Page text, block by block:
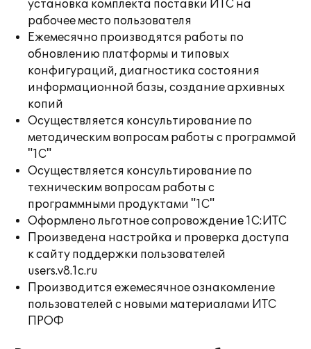
установка комплекта поставки ИТС на
рабочее место пользователя
Ежемесячно производятся работы по
обновлению платформы и типовых
конфигураций, диагностика состояния
информационной базы, создание архивных
копий
Осуществляется консультирование по
методическим вопросам работы с программой
"1С"
Осуществляется консультирование по
техническим вопросам работы с
программными продуктами "1С"
Оформлено льготное сопровождение 1С:ИТС
Произведена настройка и проверка доступа
к сайту поддержки пользователей
users.v8.1c.ru
Производится ежемесячное ознакомление
пользователей с новыми материалами ИТС
ПРОФ